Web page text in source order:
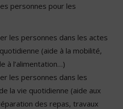
personnes pour les
les personnes dans les actes
(aide à la mobilité,
à l’alimentation…)
les personnes dans les
la vie quotidienne (aide aux
des repas, travaux